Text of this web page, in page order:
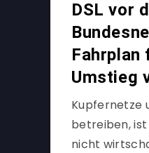
DSL vor
Fahrplan
Umstieg
Kupfernetze
betreiben,
nicht